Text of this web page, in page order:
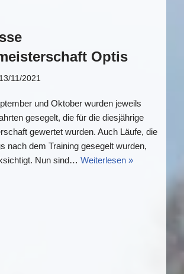
Optis
13/11/2021
und Oktober wurden jeweils
gesegelt, die für die diesjährige
gewertet wurden. Auch Läufe, die
nach dem Training gesegelt wurden,
Nun sind… Weiterlesen »